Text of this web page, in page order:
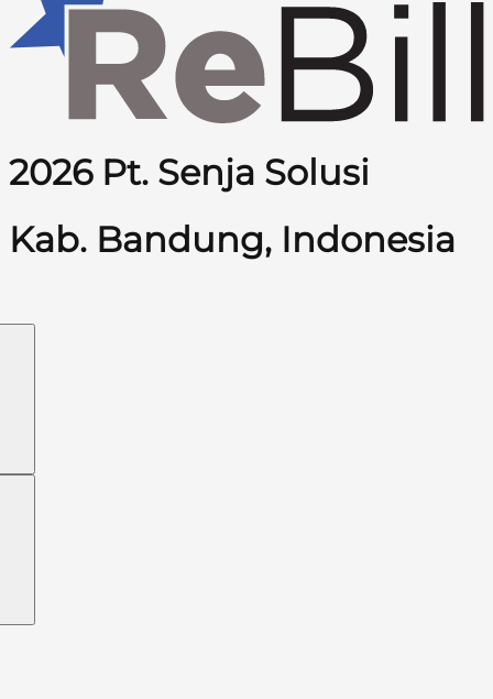
2026 Pt. Senja Solusi
Kab. Bandung, Indonesia